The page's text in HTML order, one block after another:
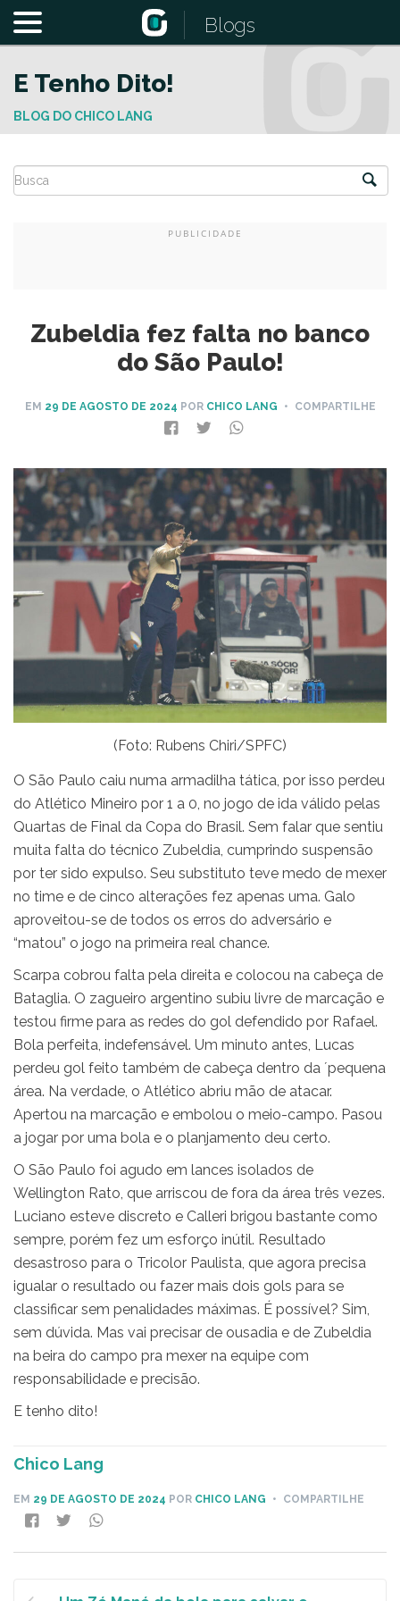
Blogs
E Tenho Dito!
BLOG DO CHICO LANG
Zubeldia fez falta no banco
do São Paulo!
EM 29 DE AGOSTO DE 2024 POR CHICO LANG • COMPARTILHE
(Foto: Rubens Chiri/SPFC)
O São Paulo caiu numa armadilha tática, por isso perdeu
do Atlético Mineiro por 1 a 0, no jogo de ida válido pelas
Quartas de Final da Copa do Brasil. Sem falar que sentiu
muita falta do técnico Zubeldia, cumprindo suspensão
por ter sido expulso. Seu substituto teve medo de mexer
no time e de cinco alterações fez apenas uma. Galo
aproveitou-se de todos os erros do adversário e
“matou” o jogo na primeira real chance.
Scarpa cobrou falta pela direita e colocou na cabeça de
Bataglia. O zagueiro argentino subiu livre de marcação e
testou firme para as redes do gol defendido por Rafael.
Bola perfeita, indefensável. Um minuto antes, Lucas
perdeu gol feito também de cabeça dentro da ´pequena
área. Na verdade, o Atlético abriu mão de atacar.
Apertou na marcação e embolou o meio-campo. Pasou
a jogar por uma bola e o planjamento deu certo.
O São Paulo foi agudo em lances isolados de
Wellington Rato, que arriscou de fora da área três vezes.
Luciano esteve discreto e Calleri brigou bastante como
sempre, porém fez um esforço inútil. Resultado
desastroso para o Tricolor Paulista, que agora precisa
igualar o resultado ou fazer mais dois gols para se
classificar sem penalidades máximas. É possível? Sim,
sem dúvida. Mas vai precisar de ousadia e de Zubeldia
na beira do campo pra mexer na equipe com
responsabilidade e precisão.
E tenho dito!
Chico Lang
EM 29 DE AGOSTO DE 2024 POR CHICO LANG • COMPARTILHE